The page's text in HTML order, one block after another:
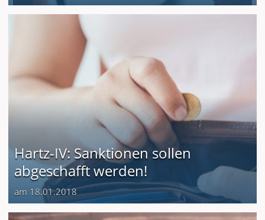
Hartz-IV: Sanktionen sollen
abgeschafft werden!
am 18.01.2018